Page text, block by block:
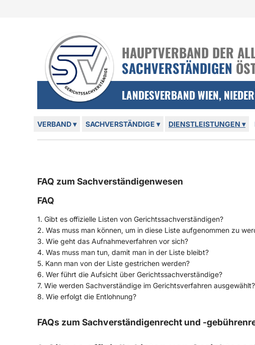
HAUPTVERBAND DER
SACHVERSTÄNDIGEN
LANDESVERBAND WIEN,
Hauptmenü
VERBAND▾ SACHVERSTÄNDIGE ▾ DIENSTLEISTUNGEN ▾
FAQ zum Sachverständigenwesen
FAQ
1. Gibt es offizielle Listen von Gerichtssachverständigen?
2. Was muss man können, um in diese Liste aufgenommen zu
3. Wie geht das Aufnahmeverfahren vor sich?
4. Was muss man tun, damit man in der Liste bleibt?
5. Kann man von der Liste gestrichen werden?
6. Wer führt die Aufsicht über Gerichtssachverständige?
7. Wie werden Sachverständige im Gerichtsverfahren ausgewählt?
8. Wie erfolgt die Entlohnung?
FAQs zum Sachverständigenrecht und -